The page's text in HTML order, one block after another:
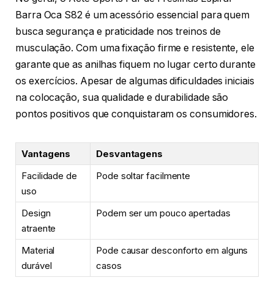
Barra Oca S82 é um acessório essencial para quem
busca segurança e praticidade nos treinos de
musculação. Com uma fixação firme e resistente, ele
garante que as anilhas fiquem no lugar certo durante
os exercícios. Apesar de algumas dificuldades iniciais
na colocação, sua qualidade e durabilidade são
pontos positivos que conquistaram os consumidores.
Vantagens
Desvantagens
Facilidade de
uso
Pode soltar facilmente
Design
atraente
Podem ser um pouco apertadas
Material
durável
Pode causar desconforto em alguns
casos